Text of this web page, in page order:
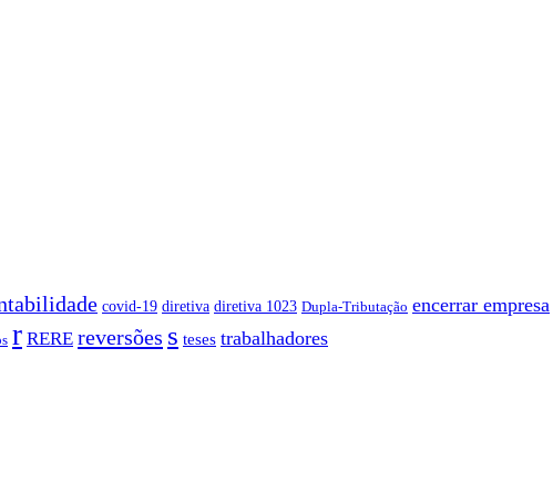
covid-19 diretiva diretiva 1023 Dupla-Tributação encerrar empresa
r RERE reversões s teses trabalhadores